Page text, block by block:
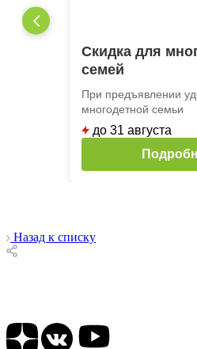
Скидка для
семей
При предъявлении
многодетной семьи
до 31 августа
Назад к списку